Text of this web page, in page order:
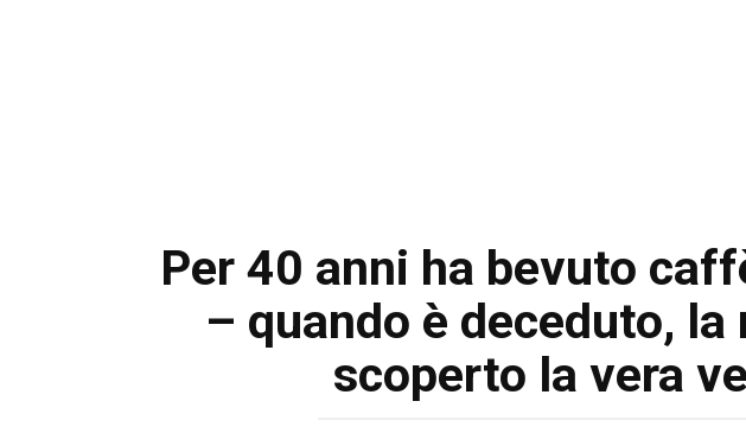
Per 40 anni ha bevuto
– quando è deceduto, la
scoperto la vera